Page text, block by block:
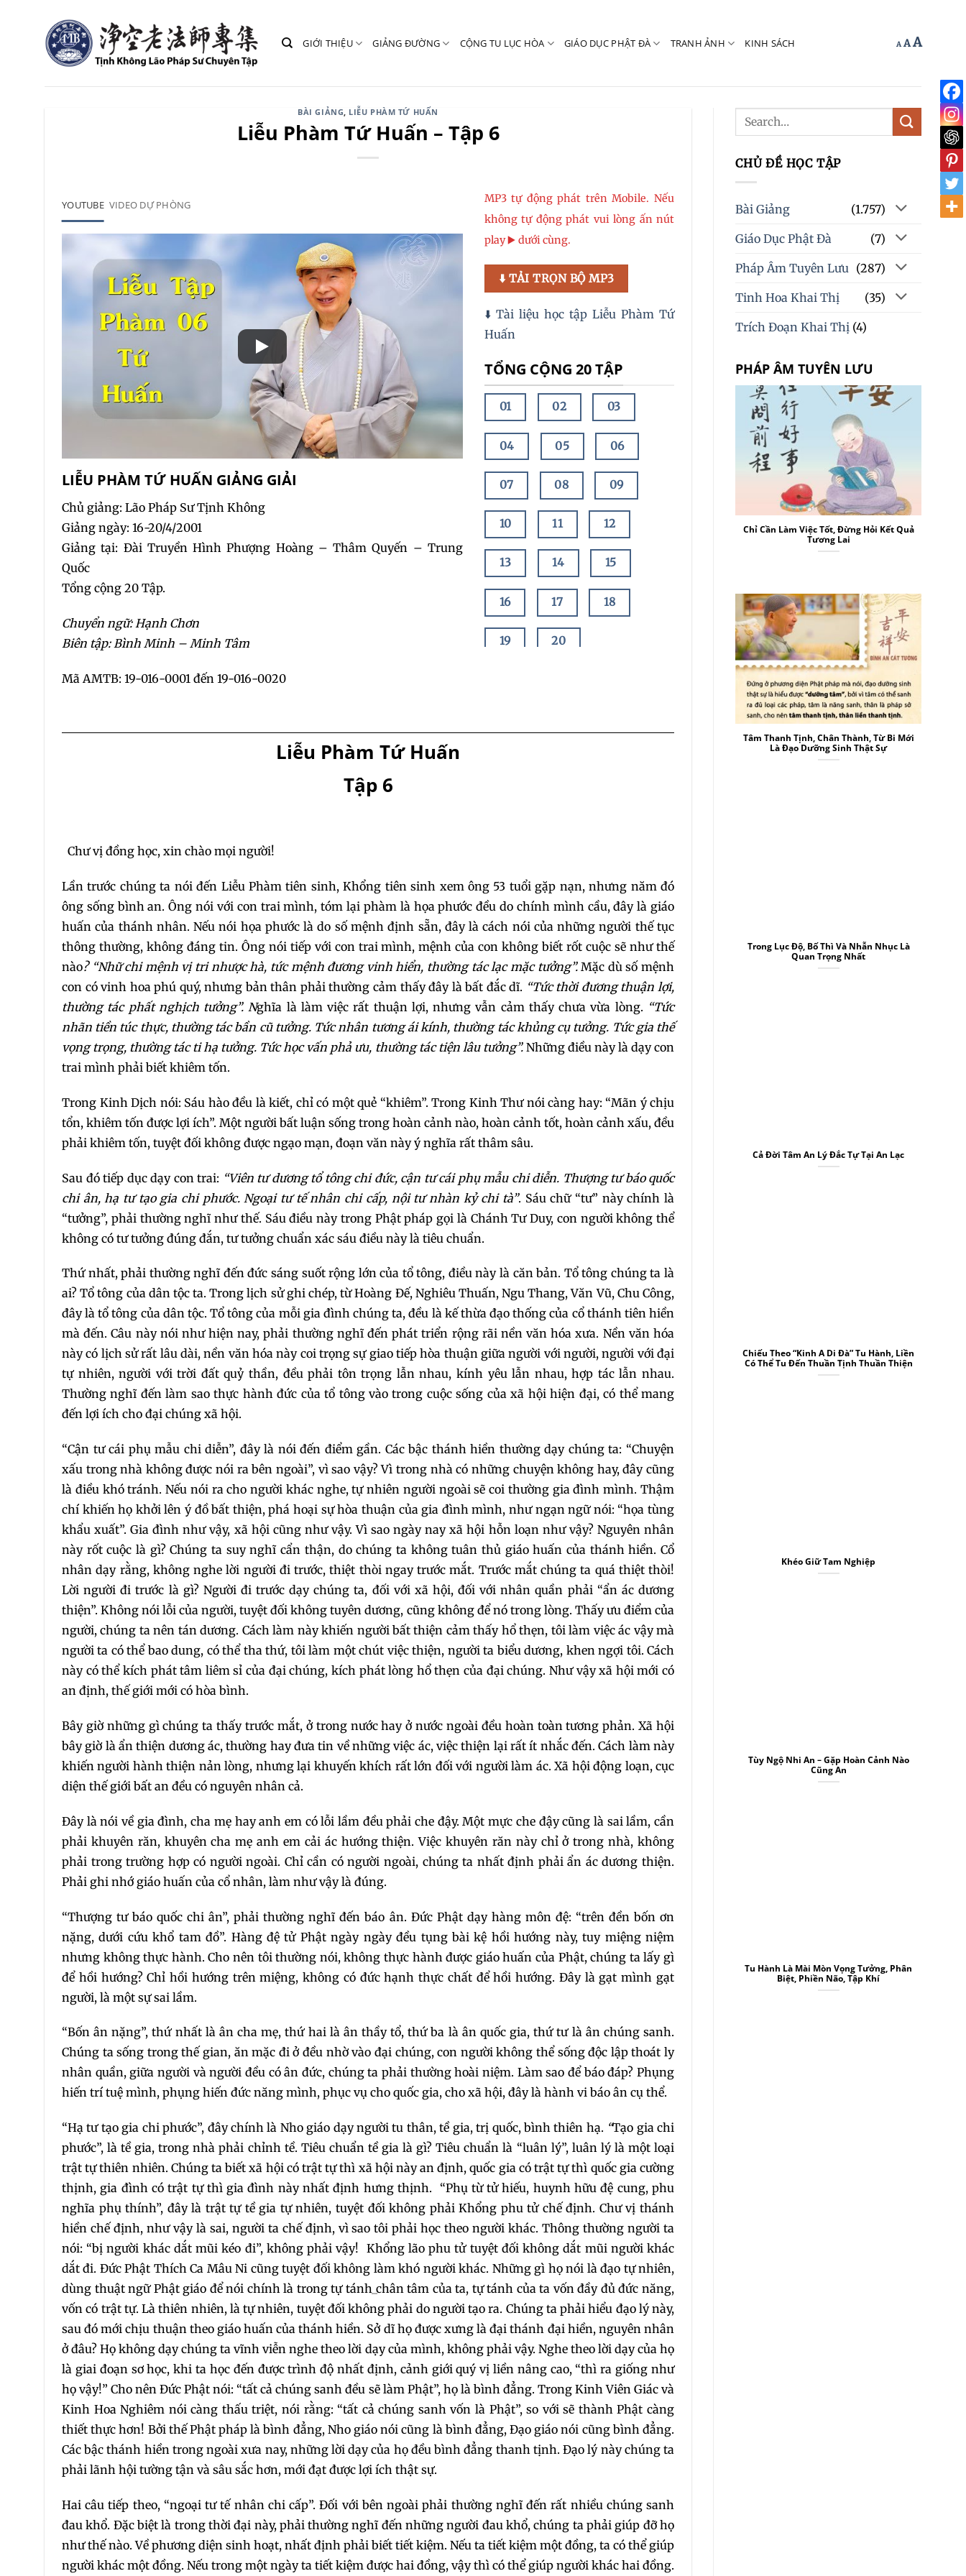
GIỚI THIỆU GIẢNG ĐƯỜNG CỘNG TU LỤC HÒA GIÁO DỤC PHẬT ĐÀ TRANH ẢNH KINH SÁCH A Decrease
A Reset
A
size.
BÀI GIẢNG, LIỄU PHÀM TỨ HUẤN
Liễu Phàm Tứ Huấn – Tập 6
YOUTUBE VIDEO DỰ PHÒNG
LIỄU PHÀM TỨ HUẤN GIẢNG GIẢI
Chủ giảng: Lão Pháp Sư Tịnh Không
Giảng ngày: 16-20/4/2001
Giảng tại: Đài Truyền Hình Phượng Hoàng – Thâm Quyến – Trung
Quốc
Tổng cộng 20 Tập.
Chuyển ngữ: Hạnh Chơn
Biên tập: Bình Minh – Minh Tâm
Mã AMTB: 19-016-0001 đến 19-016-0020
MP3 tự động phát trên Mobile. Nếu
không tự động phát vui lòng ấn nút
play ▶️ dưới cùng.
⬇️ TẢI TRỌN BỘ MP3
⬇️ Tài liệu học tập Liễu Phàm Tứ
Huấn
TỔNG CỘNG 20 TẬP
01 02 03
04 05 06
07 08 09
10 11 12
13 14 15
16 17 18
19 20
Liễu Phàm Tứ Huấn
Tập 6
Chư vị đồng học, xin chào mọi người!
Lần trước chúng ta nói đến Liễu Phàm tiên sinh, Khổng tiên sinh xem ông 53 tuổi gặp nạn, nhưng năm đó
ông sống bình an. Ông nói với con trai mình, tóm lại phàm là họa phước đều do chính mình cầu, đây là giáo
huấn của thánh nhân. Nếu nói họa phước là do số mệnh định sẵn, đây là cách nói của những người thế tục
thông thường, không đáng tin. Ông nói tiếp với con trai mình, mệnh của con không biết rốt cuộc sẽ như thế
nào? “Nhữ chi mệnh vị tri nhược hà, tức mệnh đương vinh hiển, thường tác lạc mặc tưởng”.Mặc dù số mệnh
con có vinh hoa phú quý, nhưng bản thân phải thường cảm thấy đây là bất đắc dĩ. “Tức thời đương thuận lợi,
thường tác phất nghịch tưởng”. Nghĩa là làm việc rất thuận lợi, nhưng vẫn cảm thấy chưa vừa lòng. “Tức
nhãn tiền túc thực, thường tác bần cũ tưởng. Tức nhân tương ái kính, thường tác khủng cụ tưởng. Tức gia thế
vọng trọng, thường tác ti hạ tưởng. Tức học vấn phả ưu, thường tác tiện lâu tưởng”. Những điều này là dạy con
trai mình phải biết khiêm tốn.
Trong Kinh Dịch nói: Sáu hào đều là kiết, chỉ có một quẻ “khiêm”. Trong Kinh Thư nói càng hay: “Mãn ý chịu
tổn, khiêm tốn được lợi ích”. Một người bất luận sống trong hoàn cảnh nào, hoàn cảnh tốt, hoàn cảnh xấu, đều
phải khiêm tốn, tuyệt đối không được ngạo mạn, đoạn văn này ý nghĩa rất thâm sâu.
Sau đó tiếp dục dạy con trai: “Viên tư dương tổ tông chi đức, cận tư cái phụ mẫu chi diễn. Thượng tư báo quốc
chi ân, hạ tư tạo gia chi phước. Ngoại tư tế nhân chi cấp, nội tư nhàn kỷ chi tà”. Sáu chữ “tư” này chính là
“tưởng”, phải thường nghĩ như thế. Sáu điều này trong Phật pháp gọi là Chánh Tư Duy, con người không thể
không có tư tưởng đúng đắn, tư tưởng chuẩn xác sáu điều này là tiêu chuẩn.
Thứ nhất, phải thường nghĩ đến đức sáng suốt rộng lớn của tổ tông, điều này là căn bản. Tổ tông chúng ta là
ai? Tổ tông của dân tộc ta. Trong lịch sử ghi chép, từ Hoàng Đế, Nghiêu Thuấn, Ngu Thang, Văn Vũ, Chu Công,
đây là tổ tông của dân tộc. Tổ tông của mỗi gia đình chúng ta, đều là kế thừa đạo thống của cổ thánh tiên hiền
mà đến. Câu này nói như hiện nay, phải thường nghĩ đến phát triển rộng rãi nền văn hóa xưa. Nền văn hóa
này có lịch sử rất lâu dài, nền văn hóa này coi trọng sự giao tiếp hòa thuận giữa người với người, người với đại
tự nhiên, người với trời đất quỷ thần, đều phải tôn trọng lẫn nhau, kính yêu lẫn nhau, hợp tác lẫn nhau.
Thường nghĩ đến làm sao thực hành đức của tổ tông vào trong cuộc sống của xã hội hiện đại, có thể mang
đến lợi ích cho đại chúng xã hội.
“Cận tư cái phụ mẫu chi diễn”, đây là nói đến điểm gần. Các bậc thánh hiền thường dạy chúng ta: “Chuyện
xấu trong nhà không được nói ra bên ngoài”, vì sao vậy? Vì trong nhà có những chuyện không hay, đây cũng
là điều khó tránh. Nếu nói ra cho người khác nghe, tự nhiên người ngoài sẽ coi thường gia đình mình. Thậm
chí khiến họ khởi lên ý đồ bất thiện, phá hoại sự hòa thuận của gia đình mình, như ngạn ngữ nói: “họa tùng
khẩu xuất”. Gia đình như vậy, xã hội cũng như vậy. Vì sao ngày nay xã hội hỗn loạn như vậy? Nguyên nhân
này rốt cuộc là gì? Chúng ta suy nghĩ cẩn thận, do chúng ta không tuân thủ giáo huấn của thánh hiền. Cổ
nhân dạy rằng, không nghe lời người đi trước, thiệt thòi ngay trước mắt. Trước mắt chúng ta quá thiệt thòi!
Lời người đi trước là gì? Người đi trước dạy chúng ta, đối với xã hội, đối với nhân quần phải “ẩn ác dương
thiện”. Không nói lỗi của người, tuyệt đối không tuyên dương, cũng không để nó trong lòng. Thấy ưu điểm của
người, chúng ta nên tán dương. Cách làm này khiến người bất thiện cảm thấy hổ thẹn, tôi làm việc ác vậy mà
người ta có thể bao dung, có thể tha thứ, tôi làm một chút việc thiện, người ta biểu dương, khen ngợi tôi. Cách
này có thể kích phát tâm liêm sỉ của đại chúng, kích phát lòng hổ thẹn của đại chúng. Như vậy xã hội mới có
an định, thế giới mới có hòa bình.
Bây giờ những gì chúng ta thấy trước mắt, ở trong nước hay ở nước ngoài đều hoàn toàn tương phản. Xã hội
bây giờ là ẩn thiện dương ác, thường hay đưa tin về những việc ác, việc thiện lại rất ít nhắc đến. Cách làm này
khiến người hành thiện nản lòng, nhưng lại khuyến khích rất lớn đối với người làm ác. Xã hội động loạn, cục
diện thế giới bất an đều có nguyên nhân cả.
Đây là nói về gia đình, cha mẹ hay anh em có lỗi lầm đều phải che đậy. Một mực che đậy cũng là sai lầm, cần
phải khuyên răn, khuyên cha mẹ anh em cải ác hướng thiện. Việc khuyên răn này chỉ ở trong nhà, không
phải trong trường hợp có người ngoài. Chỉ cần có người ngoài, chúng ta nhất định phải ẩn ác dương thiện.
Phải ghi nhớ giáo huấn của cổ nhân, làm như vậy là đúng.
“Thượng tư báo quốc chi ân”, phải thường nghĩ đến báo ân. Đức Phật dạy hàng môn đệ: “trên đền bốn ơn
nặng, dưới cứu khổ tam đồ”. Hàng đệ tử Phật ngày ngày đều tụng bài kệ hồi hướng này, tuy miệng niệm
nhưng không thực hành. Cho nên tôi thường nói, không thực hành được giáo huấn của Phật, chúng ta lấy gì
để hồi hướng? Chỉ hồi hướng trên miệng, không có đức hạnh thực chất để hồi hướng. Đây là gạt mình gạt
người, là một sự sai lầm.
“Bốn ân nặng”, thứ nhất là ân cha mẹ, thứ hai là ân thầy tổ, thứ ba là ân quốc gia, thứ tư là ân chúng sanh.
Chúng ta sống trong thế gian, ăn mặc đi ở đều nhờ vào đại chúng, con người không thể sống độc lập thoát ly
nhân quần, giữa người và người đều có ân đức, chúng ta phải thường hoài niệm. Làm sao để báo đáp? Phụng
hiến trí tuệ mình, phụng hiến đức năng mình, phục vụ cho quốc gia, cho xã hội, đây là hành vi báo ân cụ thể.
“Hạ tư tạo gia chi phước”, đây chính là Nho giáo dạy người tu thân, tề gia, trị quốc, bình thiên hạ. “Tạo gia chi
phước”, là tề gia, trong nhà phải chỉnh tề. Tiêu chuẩn tề gia là gì? Tiêu chuẩn là “luân lý”, luân lý là một loại
trật tự thiên nhiên. Chúng ta biết xã hội có trật tự thì xã hội này an định, quốc gia có trật tự thì quốc gia cường
thịnh, gia đình có trật tự thì gia đình này nhất định hưng thịnh. “Phụ từ tử hiếu, huynh hữu đệ cung, phu
nghĩa phụ thính”, đây là trật tự tề gia tự nhiên, tuyệt đối không phải Khổng phu tử chế định. Chư vị thánh
hiền chế định, như vậy là sai, người ta chế định, vì sao tôi phải học theo người khác. Thông thường người ta
nói: “bị người khác dắt mũi kéo đi”, không phải vậy! Khổng lão phu tử tuyệt đối không dắt mũi người khác
dắt đi. Đức Phật Thích Ca Mâu Ni cũng tuyệt đối không làm khó người khác. Những gì họ nói là đạo tự nhiên,
dùng thuật ngữ Phật giáo để nói chính là trong tự tánh_chân tâm của ta, tự tánh của ta vốn đầy đủ đức năng,
vốn có trật tự. Là thiên nhiên, là tự nhiên, tuyệt đối không phải do người tạo ra. Chúng ta phải hiểu đạo lý này,
sau đó mới chịu thuận theo giáo huấn của thánh hiền. Sở dĩ họ được xưng là đại thánh đại hiền, nguyên nhân
ở đâu? Họ không dạy chúng ta vĩnh viễn nghe theo lời dạy của mình, không phải vậy. Nghe theo lời dạy của họ
là giai đoạn sơ học, khi ta học đến được trình độ nhất định, cảnh giới quý vị liền nâng cao, “thì ra giống như
họ vậy!” Cho nên Đức Phật nói: “tất cả chúng sanh đều sẽ làm Phật”, họ là bình đẳng. Trong Kinh Viên Giác và
Kinh Hoa Nghiêm nói càng thấu triệt, nói rằng: “tất cả chúng sanh vốn là Phật”, so với sẽ thành Phật càng
thiết thực hơn! Bởi thế Phật pháp là bình đẳng, Nho giáo nói cũng là bình đẳng, Đạo giáo nói cũng bình đẳng.
Các bậc thánh hiền trong ngoài xưa nay, những lời dạy của họ đều bình đẳng thanh tịnh. Đạo lý này chúng ta
phải lãnh hội tường tận và sâu sắc hơn, mới đạt được lợi ích thật sự.
Hai câu tiếp theo, “ngoại tư tế nhân chi cấp”. Đối với bên ngoài phải thường nghĩ đến rất nhiều chúng sanh
đau khổ. Đặc biệt là trong thời đại này, phải thường nghĩ đến những người đau khổ, chúng ta phải giúp đỡ họ
như thế nào. Về phương diện sinh hoạt, nhất định phải biết tiết kiệm. Nếu ta tiết kiệm một đồng, ta có thể giúp
người khác một đồng. Nếu trong một ngày ta tiết kiệm được hai đồng, vậy thì có thể giúp người khác hai đồng.
CHỦ ĐỀ HỌC TẬP
Bài Giảng (1.757)
Giáo Dục Phật Đà (7)
Pháp Âm Tuyên Lưu (287)
Tinh Hoa Khai Thị (35)
Trích Đoạn Khai Thị (4)
PHÁP ÂM TUYÊN LƯU
Chỉ Cần Làm Việc Tốt, Đừng Hỏi Kết Quả
Tương Lai
Tâm Thanh Tịnh, Chân Thành, Từ Bi Mới
Là Đạo Dưỡng Sinh Thật Sự
Trong Lục Độ, Bố Thì Và Nhẫn Nhục Là
Quan Trọng Nhất
Cả Đời Tâm An Lý Đắc Tự Tại An Lạc
Chiếu Theo “Kinh A Di Đà” Tu Hành, Liền
Có Thể Tu Đến Thuần Tịnh Thuần Thiện
Khéo Giữ Tam Nghiệp
Tùy Ngộ Nhi An – Gặp Hoàn Cảnh Nào
Cũng An
Tu Hành Là Mài Mòn Vọng Tưởng, Phân
Biệt, Phiền Não, Tập Khí